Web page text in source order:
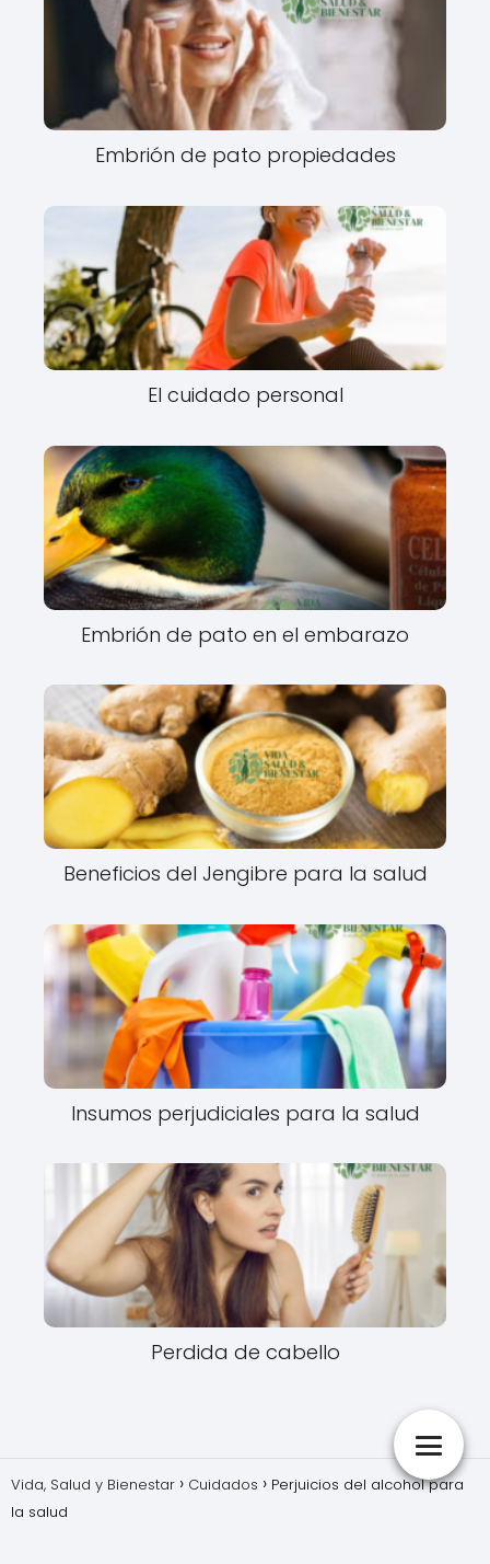
Embrión de pato propiedades
El cuidado personal
Embrión de pato en el embarazo
Beneficios del Jengibre para la salud
Insumos perjudiciales para la salud
Perdida de cabello
Vida, Salud y Bienestar Cuidados
Perjuicios del alcohol para
la salud